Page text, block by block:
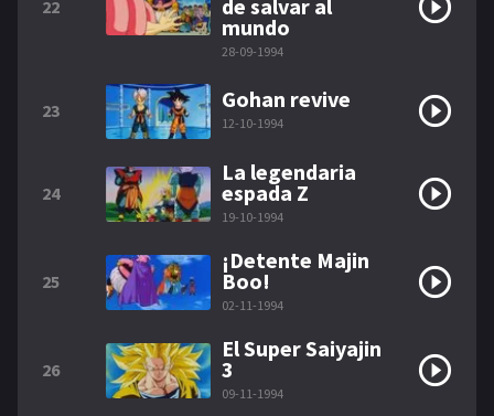
22 de salvar al
mundo
28-09-1994
23 Gohan revive
12-10-1994
24
La legendaria
espada Z
19-10-1994
25
¡Detente Majin
Boo!
02-11-1994
26
El Super Saiyajin
3
09-11-1994